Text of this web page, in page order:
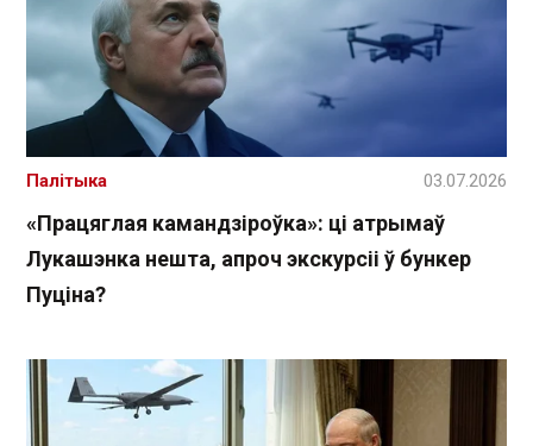
«Працяглая камандзіроўка»: ці атрымаў
Лукашэнка нешта, апроч экскурсіі ў бункер
Пуціна?
Палітыка 03.07.2026